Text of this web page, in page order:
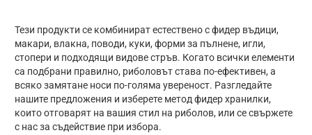
Тези продукти се комбинират естествено с фидер въдици,
макари, влакна, поводи, куки, форми за пълнене, игли,
стопери и подходящи видове стръв. Когато всички елементи
са подбрани правилно, риболовът става по-ефективен, а
всяко замятане носи по-голяма увереност. Разгледайте
нашите предложения и изберете метод фидер хранилки,
които отговарят на вашия стил на риболов, или се свържете
с нас за съдействие при избора.